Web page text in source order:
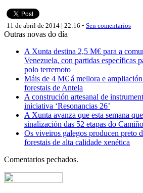
11 de abril de 2014 | 22:16 • Sen comentarios
Outras novas do día
A Xunta destina 2,5 M€ para a
Venezuela, con partidas específicas
polo terremoto
Máis de 4 M€ á mellora e
forestais de Antela
A construción artesanal de
iniciativa ‘Resonancias 26’
A Xunta avanza que esta semana
sinalización das 52 etapas do
Os viveiros galegos producen preto
forestais de alta calidade xenética
Comentarios pechados.